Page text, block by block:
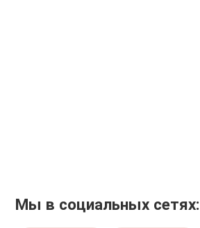
Мы в социальных сетях: